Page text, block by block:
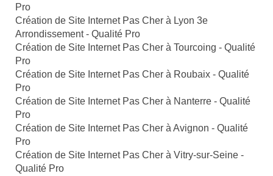
Pro
Création de Site Internet Pas Cher à Lyon 3e
Arrondissement - Qualité Pro
Création de Site Internet Pas Cher à Tourcoing - Qualité
Pro
Création de Site Internet Pas Cher à Roubaix - Qualité
Pro
Création de Site Internet Pas Cher à Nanterre - Qualité
Pro
Création de Site Internet Pas Cher à Avignon - Qualité
Pro
Création de Site Internet Pas Cher à Vitry-sur-Seine -
Qualité Pro